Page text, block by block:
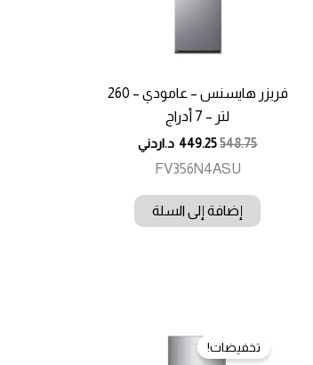
فريزر هايسنس – عامودي – 260
لتر – 7 أدراج
548.75
449.25 د.اردني
FV356N4ASU
إضافة إلى السلة
تخفيضات!